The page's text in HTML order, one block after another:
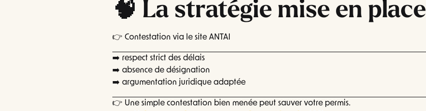
🧠 La stratégie mise en place
👉 Contestation via le site ANTAI
➡️ respect strict des délais
➡️ absence de désignation
➡️ argumentation juridique adaptée
👉 Une simple contestation bien menée peut sauver votre permis.